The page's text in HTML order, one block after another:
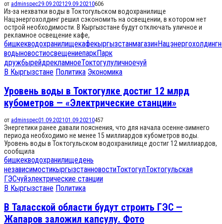
от adminspec29.09.202129.09.20210606
Из-за нехватки воды в Токтогульском водохранилище
Нацэнергохолдинг решил сэкономить на освещении, в котором нет
острой необходимости. В Кыргызстане будут отключать уличное и
рекламное освещение кафе,
бишкекводохранилищекафекыргызстанмагазинНацэнергохолдинг
водыновостиосвещениепаркПарк
дружбырейдрекламноеТоктогулуличноечуй
В Кыргызстане Политика Экономика
Уровень воды в Токтогулке достиг 12 млрд
кубометров — «Электрические станции»
от adminspec01.09.202101.09.20210457
Энергетики ранее давали пояснения, что для начала осенне-зимнего
периода необходимо не менее 15 миллиардов кубометров воды.
Уровень воды в Токтогульском водохранилище достиг 12 миллиардов,
сообщила
бишкекводохранилищедень
независимостикыргызстанновостиТоктогулТоктогульская
ГЭСчуйэлектрические станции
В Кыргызстане Политика
В Таласской области будут строить ГЭС —
Жапаров заложил капсулу. Фото